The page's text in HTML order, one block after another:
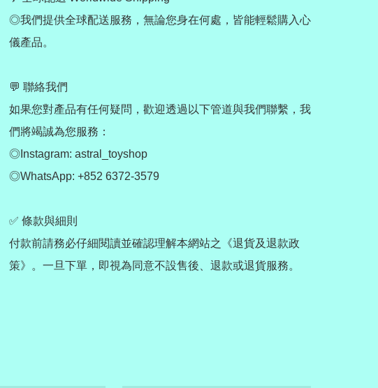
◎我們提供全球配送服務，無論您身在何處，皆能輕鬆購入心
儀產品。
💬 聯絡我們
如果您對產品有任何疑問，歡迎透過以下管道與我們聯繫，我
們將竭誠為您服務：
◎Instagram: astral_toyshop
◎WhatsApp: +852 6372-3579
✅ 條款與細則
付款前請務必仔細閱讀並確認理解本網站之《退貨及退款政
策》。一旦下單，即視為同意不設售後、退款或退貨服務。